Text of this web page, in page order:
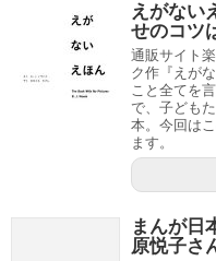
えがない
せのコツ
通販サイト
ク作『えが
こと全てを
で、子ども
本。今回は
ます。
まんが日
原悦子さ